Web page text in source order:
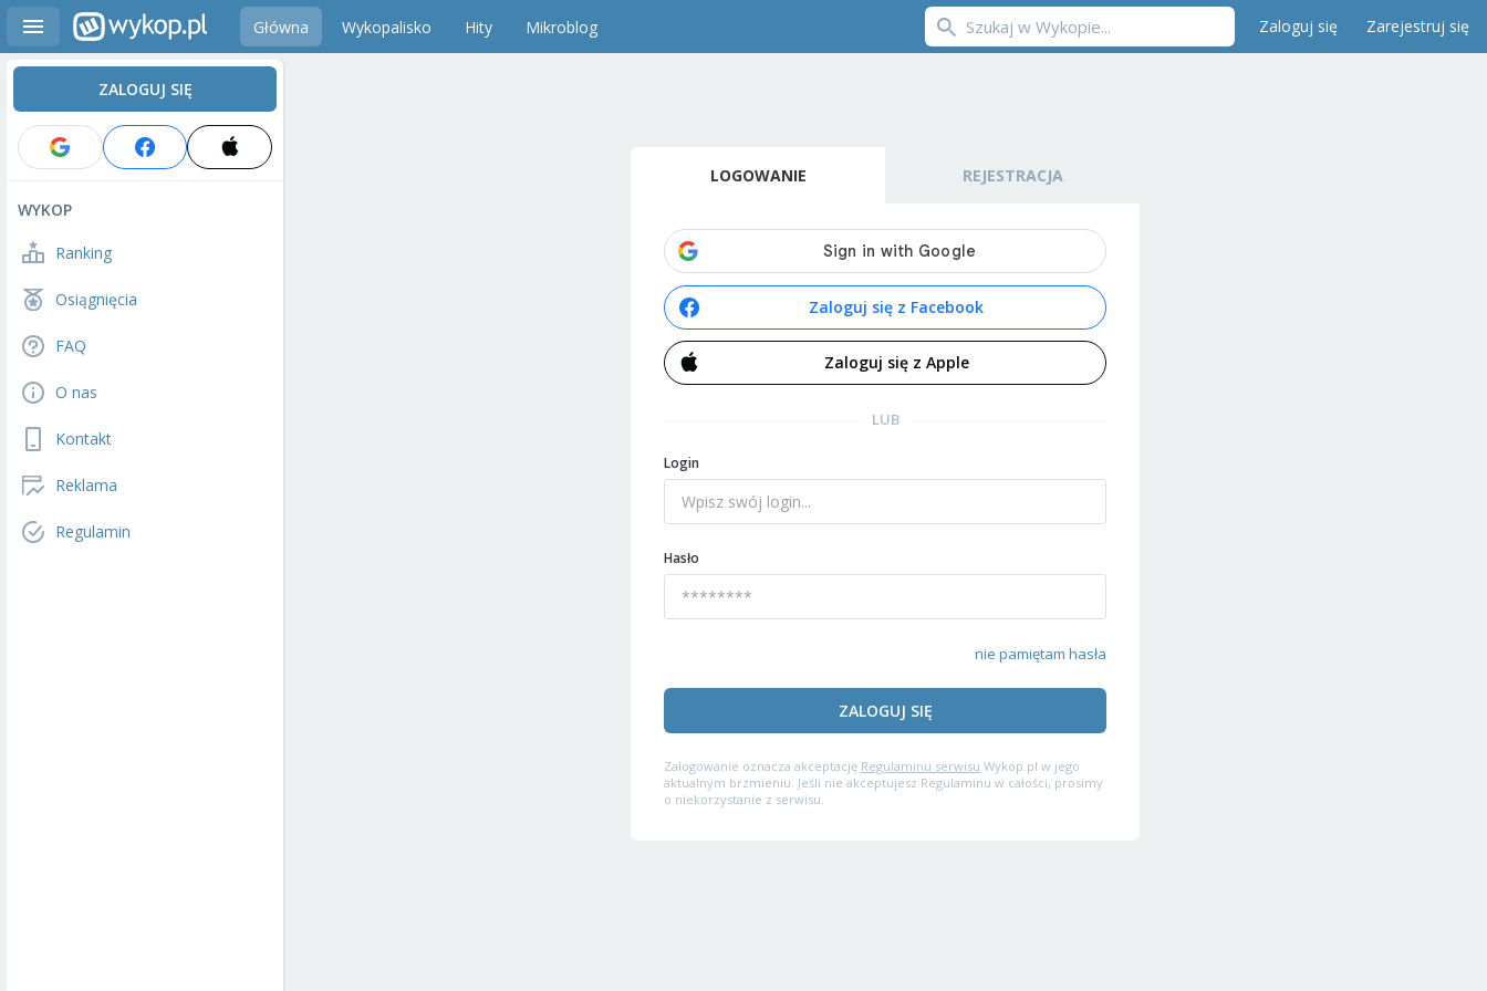
Główna Wykopalisko Hity Mikroblog Zaloguj się Zarejestruj się
ZALOGUJ SIĘ
WYKOP
Ranking
Osiągnięcia
FAQ
O nas
Kontakt
Reklama
Regulamin
LOGOWANIE REJESTRACJA
Zaloguj się z Facebook
Zaloguj się z Apple
LUB
Login
Hasło
nie pamiętam hasła
ZALOGUJ SIĘ
Zalogowanie oznacza akceptację Regulaminu serwisu Wykop.pl w jego
aktualnym brzmieniu. Jeśli nie akceptujesz Regulaminu w całości, prosimy
o niekorzystanie z serwisu.